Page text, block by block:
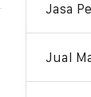
Jasa
Jual